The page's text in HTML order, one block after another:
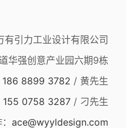
有引力工业设计有限公司
华强创意产业园六期9栋
186 8899 3782 / 黄先生
155 0758 3287 / 刁先生
ace@wyyldesign.com